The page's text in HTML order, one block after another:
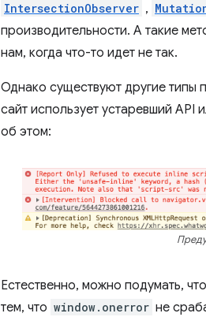
IntersectionObserver ,
производительности. А такие
нам, когда что-то идет не так.
Однако существуют другие типы
сайт использует устаревший API
об этом:
Естественно, можно подумать, что
тем, что window.onerror не